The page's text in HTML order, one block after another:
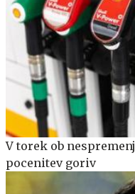
V torek ob
pocenitev goriv